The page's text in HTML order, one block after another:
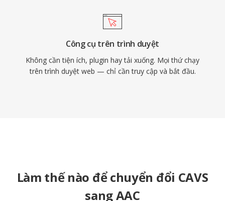
Công cụ trên trình duyệt
Không cần tiện ích, plugin hay tải xuống. Mọi thứ chạy
trên trình duyệt web — chỉ cần truy cập và bắt đầu.
Làm thế nào để chuyển đổi CAVS
sang AAC